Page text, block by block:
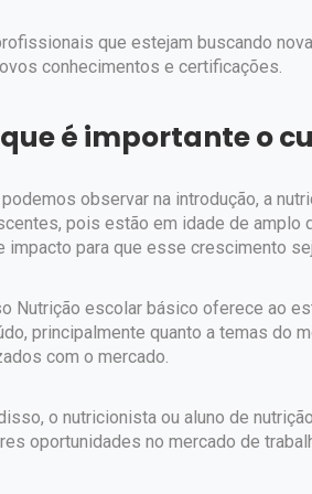
que estejam buscando
conhecimentos e certificações.
é importante o
observar na introdução, a
pois estão em idade de amplo
impacto para que esse crescimento
Nutrição escolar básico oferece ao
principalmente quanto a temas do
com o mercado.
o nutricionista ou aluno de
oportunidades no mercado de